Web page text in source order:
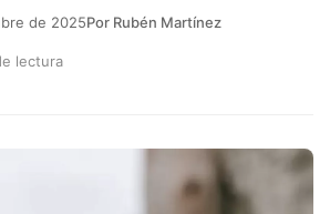
de 2025Por Rubén Martínez
lectura